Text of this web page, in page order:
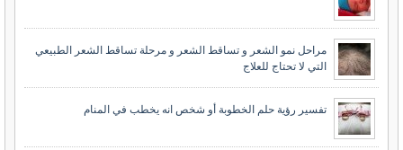
مراحل نمو الشعر و تساقط الشعر و مرحلة تساقط الشعر الطبيعي
التي لا تحتاج للعلاج
تفسير رؤية حلم الخطوبة أو شخص انه يخطب في المنام